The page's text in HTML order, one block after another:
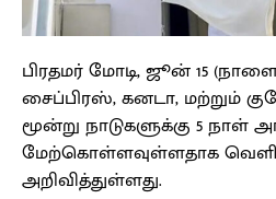
பிரதமர் மோடி, ஜூன் 15
சைப்பிரஸ், கனடா, மற்றும்
மூன்று நாடுகளுக்கு 5 நாள்
மேற்கொள்ளவுள்ளதாக
அறிவித்துள்ளது.